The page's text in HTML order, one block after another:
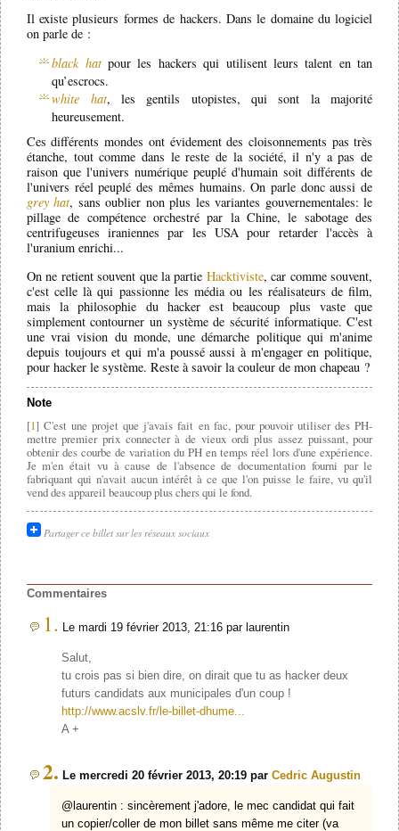
Il existe plusieurs formes de hackers. Dans le domaine du logiciel
on parle de :
black hatpour les hackers qui utilisent leurs talent en tan
qu’escrocs.
white hat, les gentils utopistes, qui sont la majorité
heureusement.
Ces différents mondes ont évidement des cloisonnements pas très
étanche, tout comme dans le reste de la société, il n'y a pas de
raison que l'univers numérique peuplé d'humain soit différents de
l'univers réel peuplé des mêmes humains. On parle donc aussi de
grey hat, sans oublier non plus les variantes gouvernementales: le
pillage de compétence orchestré par la Chine, le sabotage des
centrifugeuses iraniennes par les USA pour retarder l'accès à
l'uranium enrichi...
On ne retient souvent que la partie Hacktiviste, car comme souvent,
c'est celle là qui passionne les média ou les réalisateurs de film,
mais la philosophie du hacker est beaucoup plus vaste que
simplement contourner un système de sécurité informatique. C'est
une vrai vision du monde, une démarche politique qui m'anime
depuis toujours et qui m'a poussé aussi à m'engager en politique,
pour hacker le système. Reste à savoir la couleur de mon chapeau ?
Note
[1] C'est une projet que j'avais fait en fac, pour pouvoir utiliser des PH-
mettre premier prix connecter à de vieux ordi plus assez puissant, pour
obtenir des courbe de variation du PH en temps réel lors d'une expérience.
Je m'en était vu à cause de l'absence de documentation fourni par le
fabriquant qui n'avait aucun intérêt à ce que l'on puisse le faire, vu qu'il
vend des appareil beaucoup plus chers qui le fond.
Partager ce billet sur les réseaux sociaux
Commentaires
1. Le mardi 19 février 2013, 21:16 par laurentin
Salut,
tu crois pas si bien dire, on dirait que tu as hacker deux
futurs candidats aux municipales d'un coup !
http://www.acslv.fr/le-billet-dhume...
A +
2. Le mercredi 20 février 2013, 20:19 par Cedric Augustin
@laurentin : sincèrement j'adore, le mec candidat qui fait
un copier/coller de mon billet sans même me citer (va